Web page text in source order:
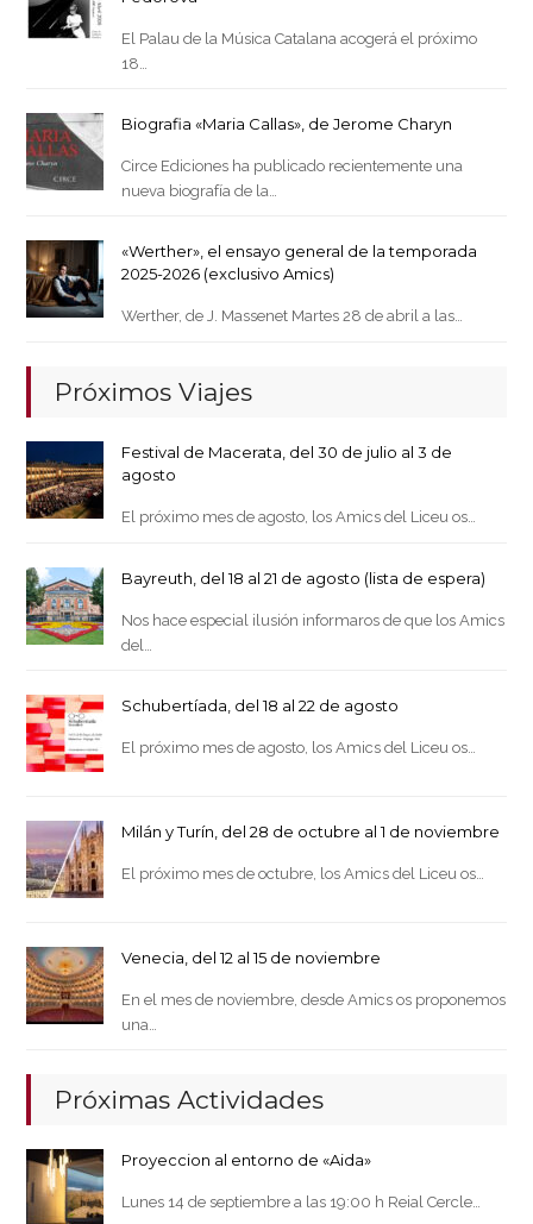
El Palau de la Música Catalana acogerá el próximo
18…
Biografia «Maria Callas», de Jerome Charyn
Circe Ediciones ha publicado recientemente una
nueva biografía de la…
«Werther», el ensayo general de la temporada
2025-2026 (exclusivo Amics)
Werther, de J. Massenet Martes 28 de abril a las…
Próximos Viajes
Festival de Macerata, del 30 de julio al 3 de
agosto
El próximo mes de agosto, los Amics del Liceu os…
Bayreuth, del 18 al 21 de agosto (lista de espera)
Nos hace especial ilusión informaros de que los Amics
del…
Schubertíada, del 18 al 22 de agosto
El próximo mes de agosto, los Amics del Liceu os…
Milán y Turín, del 28 de octubre al 1 de noviembre
El próximo mes de octubre, los Amics del Liceu os…
Venecia, del 12 al 15 de noviembre
En el mes de noviembre, desde Amics os proponemos
una…
Próximas Actividades
Proyeccion al entorno de «Aida»
Lunes 14 de septiembre a las 19:00 h Reial Cercle…